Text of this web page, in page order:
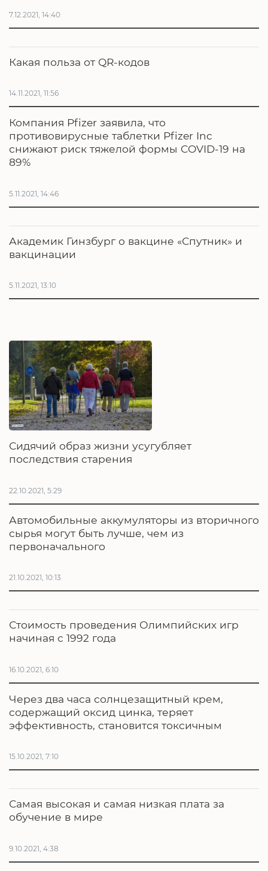
7.12.2021, 14:40
Какая польза от QR-кодов
14.11.2021, 11:56
Компания Pfizer заявила, что
противовирусные таблетки Pfizer Inc
снижают риск тяжелой формы COVID-19 на
89%
5.11.2021, 14:46
Академик Гинзбург о вакцине «Спутник» и
вакцинации
5.11.2021, 13:10
Сидячий образ жизни усугубляет
последствия старения
22.10.2021, 5:29
Автомобильные аккумуляторы из вторичного
сырья могут быть лучше, чем из
первоначального
21.10.2021, 10:13
Стоимость проведения Олимпийских игр
начиная с 1992 года
16.10.2021, 6:10
Через два часа солнцезащитный крем,
содержащий оксид цинка, теряет
эффективность, становится токсичным
15.10.2021, 7:10
Самая высокая и самая низкая плата за
обучение в мире
9.10.2021, 4:38